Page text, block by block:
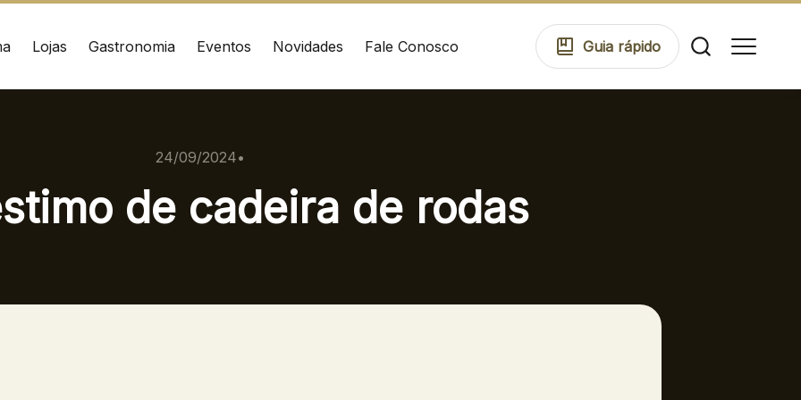
Lojas Gastronomia Eventos Novidades Fale Conosco Guia rápido
(41) 3216-1600
WhatsApp
24/09/2024•
de cadeira de rodas